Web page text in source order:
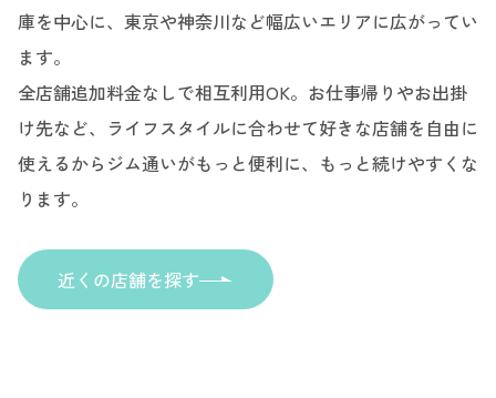
庫を中心に、東京や神奈川など幅広いエリアに広がってい
ます。
全店舗追加料金なしで相互利用OK。お仕事帰りやお出掛
け先など、ライフスタイルに合わせて好きな店舗を自由に
使えるからジム通いがもっと便利に、もっと続けやすくな
ります。
近くの店舗を探す